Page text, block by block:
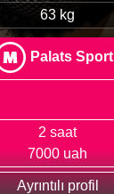
63 kg
Palats
2 saat
7000 uah
Ayrıntılı profil